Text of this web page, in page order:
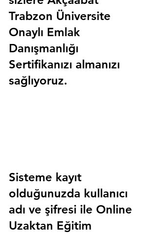
Trabzon Üniversite
Onaylı Emlak
Danışmanlığı
Sertifikanızı almanızı
sağlıyoruz.
Sisteme kayıt
olduğunuzda kullanıcı
adı ve şifresi ile Online
Uzaktan Eğitim